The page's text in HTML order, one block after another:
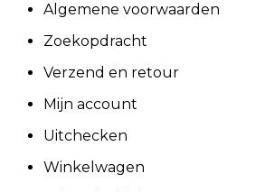
Algemene voorwaarden
Zoekopdracht
Verzend en retour
Mijn account
Uitchecken
Winkelwagen